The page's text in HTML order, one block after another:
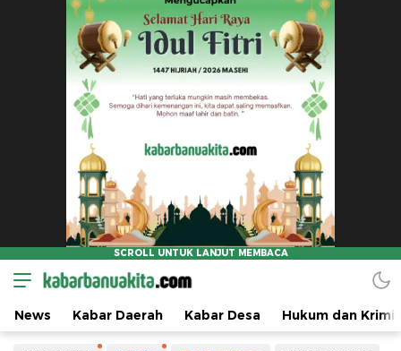
News Kabar Daerah Kabar Desa Hukum dan